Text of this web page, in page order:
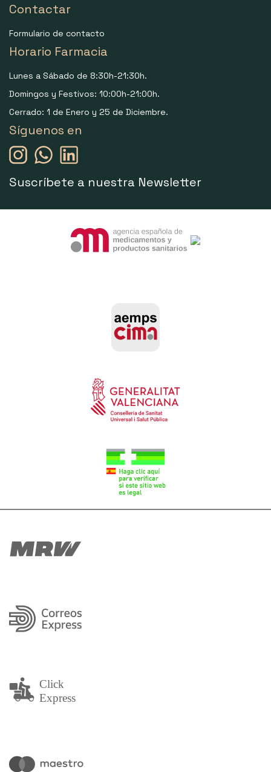
Contactar
Formulario de contacto
Horario Farmacia
Lunes a Sábado de 8:30h-21:30h.
Domingos y Festivos: 10:00h-21:00h.
Cerrado: 1 de Enero y 25 de Diciembre.
Síguenos en
Suscríbete a nuestra Newsletter